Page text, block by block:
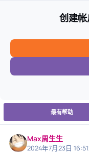
创建
最有帮助
Max周生生
2024年7月23日 16:51